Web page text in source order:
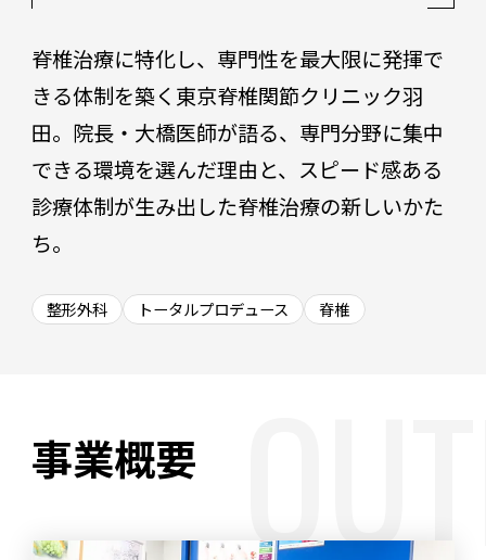
脊椎治療に特化し、専門性を最大限に発揮で
きる体制を築く東京脊椎関節クリニック羽
田。院長・大橋医師が語る、専門分野に集中
できる環境を選んだ理由と、スピード感ある
診療体制が生み出した脊椎治療の新しいかた
ち。
整形外科 トータルプロデュース 脊椎
事業概要